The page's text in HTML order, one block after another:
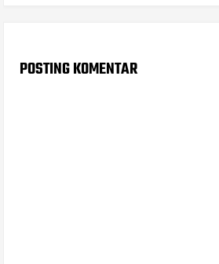
POSTING KOMENTAR